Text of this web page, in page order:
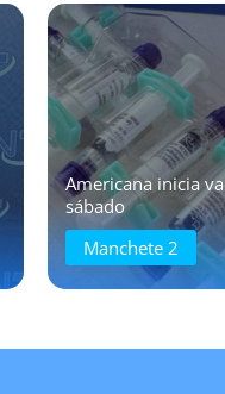
Americana inicia
sábado
Manchete 2